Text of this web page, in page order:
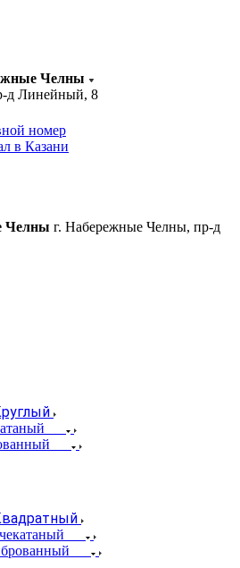
Челны
д Линейный, 8
номер
в Казани
Челны г. Набережные Челны, пр-д